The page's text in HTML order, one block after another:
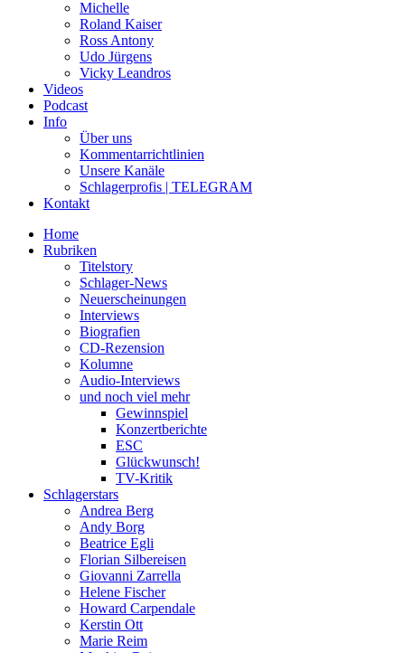
Michelle
Roland Kaiser
Ross Antony
Udo Jürgens
Vicky Leandros
Videos
Podcast
Info
Über uns
Kommentarrichtlinien
Unsere Kanäle
Schlagerprofis | TELEGRAM
Kontakt
Home
Rubriken
Titelstory
Schlager-News
Neuerscheinungen
Interviews
Biografien
CD-Rezension
Kolumne
Audio-Interviews
und noch viel mehr
Gewinnspiel
Konzertberichte
ESC
Glückwunsch!
TV-Kritik
Schlagerstars
Andrea Berg
Andy Borg
Beatrice Egli
Florian Silbereisen
Giovanni Zarrella
Helene Fischer
Howard Carpendale
Kerstin Ott
Marie Reim